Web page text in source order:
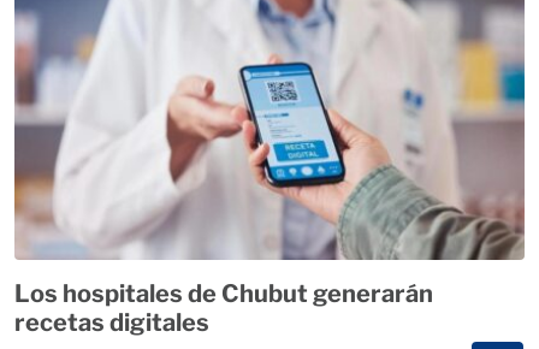
Los hospitales de Chubut generarán
recetas digitales